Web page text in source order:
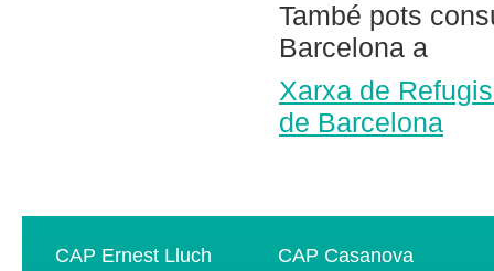
També pots
Barcelona a
Xarxa de
de Barcelona
CAP Ernest Lluch CAP Casanova